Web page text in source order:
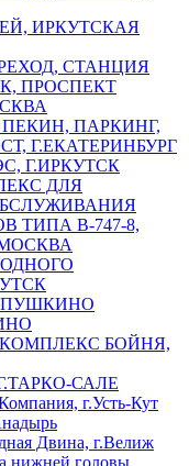
ИРКУТСКАЯ
СТАНЦИЯ
ПРОСПЕКТ
ПАРКИНГ,
Г.ЕКАТЕРИНБУРГ
Г.ИРКУТСК
ДЛЯ
ТИПА В-747-8,
ПУШКИНО
БОЙНЯ,
САЛЕ
г.Усть-Кут
Двина, г.Велиж
нижней головы